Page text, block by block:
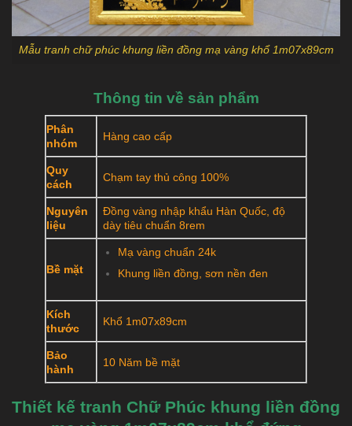
Mẫu tranh chữ phúc khung liền đồng mạ vàng khổ 1m07x89cm
Thông tin về sản phẩm
Phân
nhóm
Hàng cao cấp
Quy
cách
Chạm tay thủ công 100%
Nguyên
liệu
Đồng vàng nhập khẩu Hàn Quốc, độ
dày tiêu chuẩn 8rem
Bề mặt
Mạ vàng chuẩn 24k
Khung liền đồng, sơn nền đen
Kích
thước
Khổ 1m07x89cm
Bảo
hành
10 Năm bề mặt
Thiết kế tranh Chữ Phúc khung liền đồng